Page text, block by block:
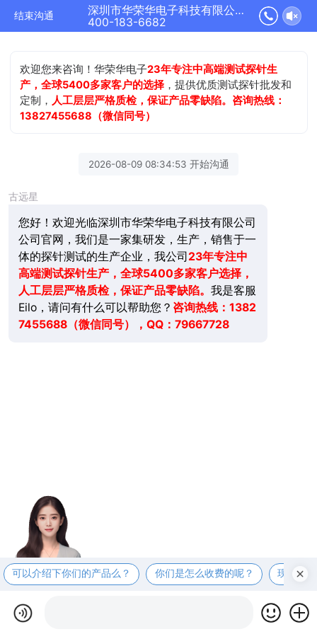
结束沟通
深圳市华荣华电子科技有限公司正在为您服务
400-183-6682
欢迎您来咨询！华荣华电子23年专注中高端测试探针生
产，全球5400多家客户的选择 ，提供优质测试探针批发和
定制， 人工层层严格质检，保证产品零缺陷。咨询热线：
13827455688（微信同号）
2026-08-09 08:34:53 开始沟通
古远星
您好！欢迎光临深圳市华荣华电子科技有限公司
公司官网，我们是一家集研发，生产，销售于一
体的探针测试的生产企业，我公司23年专注中
高端测试探针生产，全球5400多家客户选择，
人工层层严格质检，保证产品零缺陷。 我是客服
Eilo，请问有什么可以帮助您？ 咨询热线：1382
7455688（微信同号），QQ：79667728
可以介绍下你们的产品么？ 你们是怎么收费的呢？ 现在有